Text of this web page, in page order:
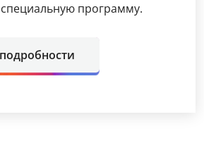
программу.